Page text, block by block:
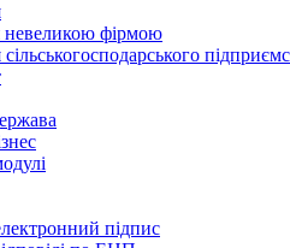
невеликою фірмою
сільськогосподарського
підпис